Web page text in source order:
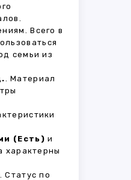
Всего в
семьи из
. Материал
(Есть) и
характерны
. Статус по